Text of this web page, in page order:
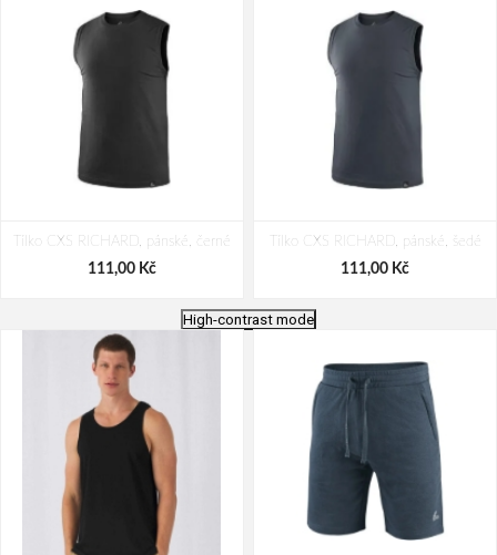
Tílko CXS RICHARD, pánské, černé
111,00 Kč
Tílko CXS RICHARD, pánské, šedé
111,00 Kč
High-contrast mode